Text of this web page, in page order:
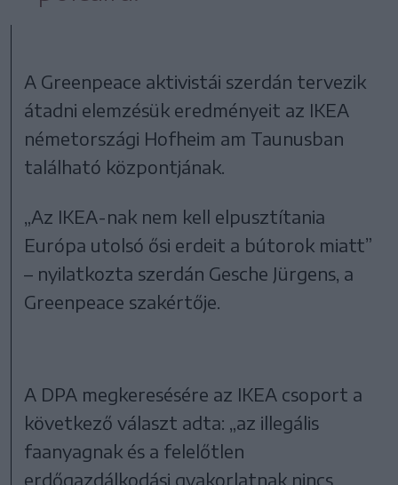
A Greenpeace aktivistái szerdán tervezik
átadni elemzésük eredményeit az IKEA
németországi Hofheim am Taunusban
található központjának.
„Az IKEA-nak nem kell elpusztítania
Európa utolsó ősi erdeit a bútorok miatt”
– nyilatkozta szerdán Gesche Jürgens, a
Greenpeace szakértője.
A DPA megkeresésére az IKEA csoport a
következő választ adta: „az illegális
faanyagnak és a felelőtlen
erdőgazdálkodási gyakorlatnak nincs